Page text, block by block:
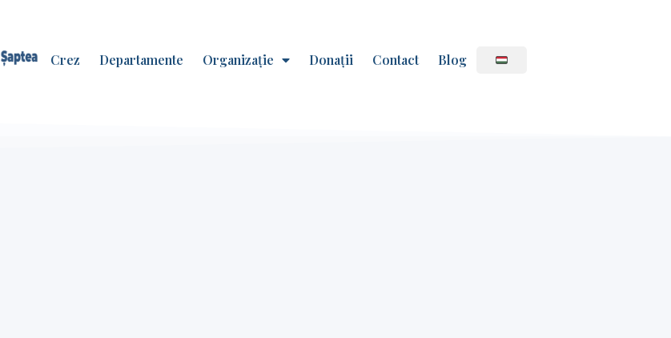
Crez Departamente Organizație Donații Contact Blog